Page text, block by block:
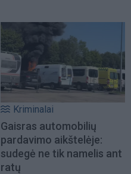
Kriminalai
Gaisras automobilių
pardavimo aikštelėje:
sudegė ne tik namelis ant
ratų